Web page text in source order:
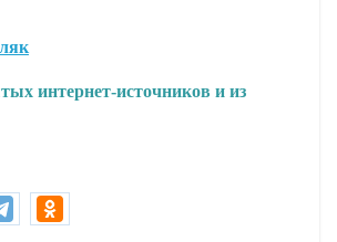
интернет-источников и из